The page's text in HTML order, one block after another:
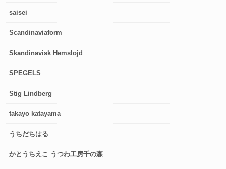
saisei
Scandinaviaform
Skandinavisk Hemslojd
SPEGELS
Stig Lindberg
takayo katayama
うちだちはる
かとうちえこ うつわ工房千の森